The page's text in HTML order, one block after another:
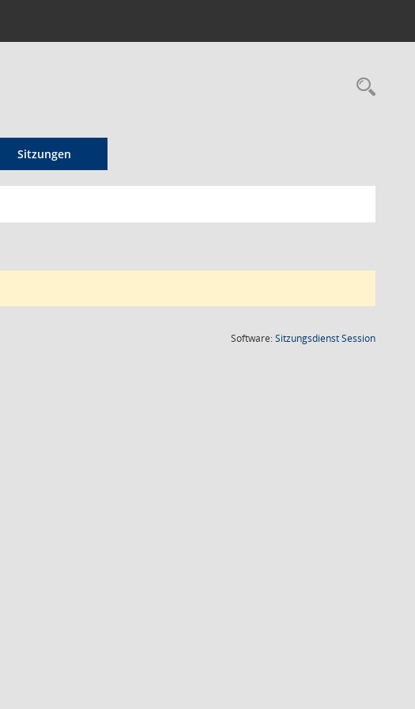
Sitzungen
Software:SitzungsdienstSession(Wird in